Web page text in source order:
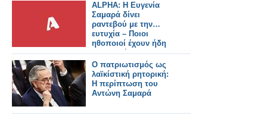
ALPHA: Η Ευγενία
Σαμαρά δίνει
ραντεβού με την…
ευτυχία – Ποιοι
ηθοποιοί έχουν ήδη
συμφωνήσει για τη
νέα σειρά
Ο πατριωτισμός ως
λαϊκίστική ρητορική:
Η περίπτωση του
Αντώνη Σαμαρά